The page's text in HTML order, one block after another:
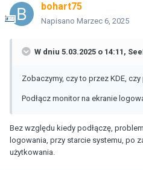
bohart75
Napisano Marzec 6, 2025
W dniu 5.03.2025 o 14:11,
Zobaczymy, czy to przez KDE,
Podłącz monitor na ekranie
Bez względu kiedy podłączę,
logowania, przy starcie systemu, po
użytkowania.